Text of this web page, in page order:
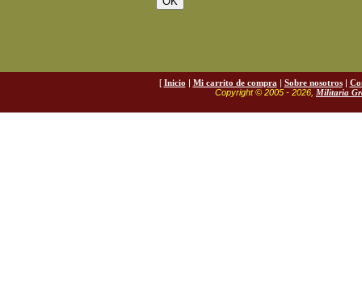
[ Inicio | Mi carrito de compra | Sobre nosotros|
Copyright © 2005 - 2026, Militaria